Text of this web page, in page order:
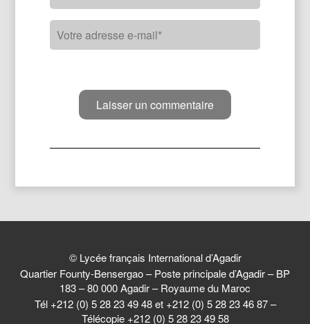
© Lycée français International d’Agadir
Quartier Founty-Bensergao – Poste principale d’Agadir – BP
183 – 80 000 Agadir – Royaume du Maroc
Tél +212 (0) 5 28 23 49 48 et +212 (0) 5 28 23 46 87 –
Télécopie +212 (0) 5 28 23 49 58